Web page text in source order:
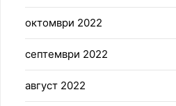
октомври 2022
септември 2022
август 2022